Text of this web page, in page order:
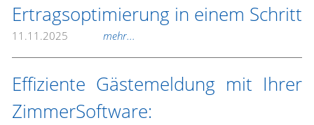
Ertragsoptimierung in einem Schritt
11.11.2025 mehr...
Effiziente Gästemeldung mit Ihrer
ZimmerSoftware: